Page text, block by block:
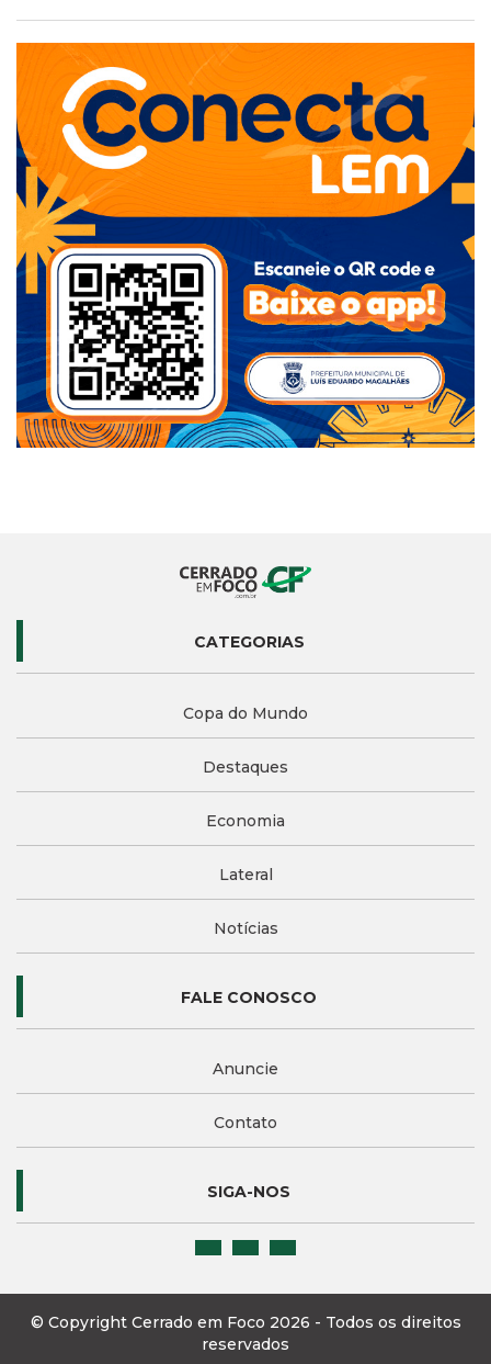
CATEGORIAS
Copa do Mundo
Destaques
Economia
Lateral
Notícias
FALE CONOSCO
Anuncie
Contato
SIGA-NOS
© Copyright Cerrado em Foco 2026 - Todos os direitos
reservados